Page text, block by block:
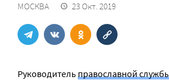
МОСКВА 23 Окт. 2019
Руководительправославной